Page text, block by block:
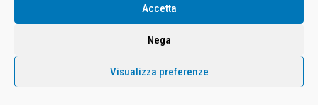
Accetta
Nega
Visualizza preferenze